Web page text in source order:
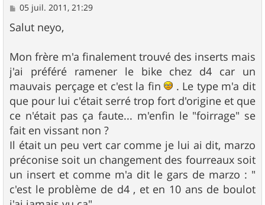
M
s
s
g
e
05 juil. 2011, 21:29
Salut neyo,
Mon frère m'a finalement trouvé des inserts mais
j'ai préféré ramener le bike chez d4 car un
mauvais perçage et c'est la fin
. Le type m'a dit
que pour lui c'était serré trop fort d'origine et que
ce n'était pas ça faute... m'enfin le "foirrage" se
fait en vissant non ?
Il était un peu vert car comme je lui ai dit, marzo
préconise soit un changement des fourreaux soit
un insert et comme m'a dit le gars de marzo : "
c'est le problème de d4 , et en 10 ans de boulot